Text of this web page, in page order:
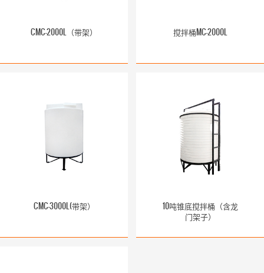
CMC-2000L（带架） 搅拌桶MC-2000L
CMC-3000L(带架）
10吨锥底搅拌桶（含龙
门架子）